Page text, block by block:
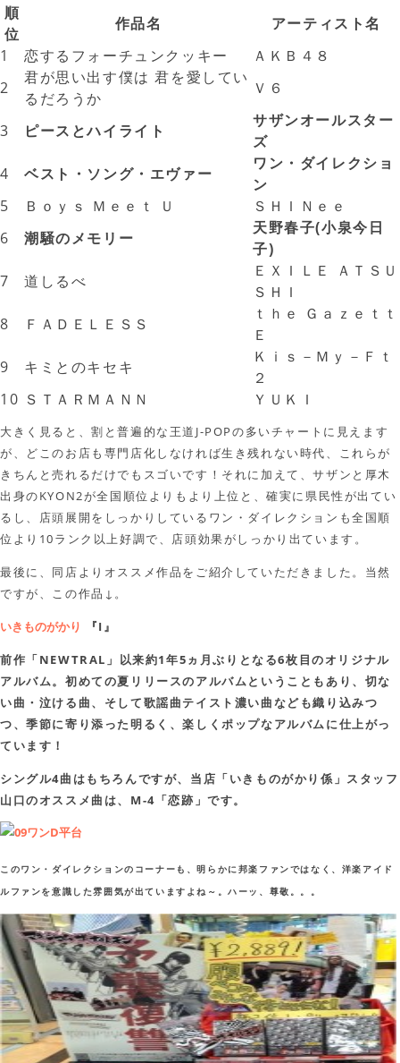
順
位
作品名
アーティスト名
1
恋するフォーチュンクッキー
ＡＫＢ４８
2
君が思い出す僕は 君を愛してい
るだろうか
Ｖ６
3 ピースとハイライト
サザンオールスター
ズ
4
ベスト・ソング・エヴァー
ワン・ダイレクショ
ン
5
Ｂｏｙｓ Ｍｅｅｔ Ｕ
ＳＨＩＮｅｅ
6
潮騒のメモリー
天野春子(小泉今日
子)
7
道しるべ
ＥＸＩＬＥ ＡＴＳＵ
ＳＨＩ
8
ＦＡＤＥＬＥＳＳ
ｔｈｅ Ｇａｚｅｔｔ
Ｅ
9
キミとのキセキ
Ｋｉｓ－Ｍｙ－Ｆｔ
２
10 ＳＴＡＲＭＡＮＮ ＹＵＫＩ
大きく見ると、割と普遍的な王道J-POPの多いチャートに見えます
が、どこのお店も専門店化しなければ生き残れない時代、これらが
きちんと売れるだけでもスゴいです！それに加えて、サザンと厚木
出身のKYON2が全国順位よりもより上位と、確実に県民性が出てい
るし、店頭展開をしっかりしているワン・ダイレクションも全国順
位より10ランク以上好調で、店頭効果がしっかり出ています。
最後に、同店よりオススメ作品をご紹介していただきました。当然
ですが、この作品↓。
いきものがかり 『I』
前作「NEWTRAL」以来約1年5ヵ月ぶりとなる6枚目のオリジナル
アルバム。初めての夏リリースのアルバムということもあり、切な
い曲・泣ける曲、そして歌謡曲テイスト濃い曲なども織り込みつ
つ、季節に寄り添った明るく、楽しくポップなアルバムに仕上がっ
ています！
シングル4曲はもちろんですが、当店「いきものがかり係」スタッフ
山口のオススメ曲は、M-4「恋跡」です。
このワン・ダイレクションのコーナーも、明らかに邦楽ファンではなく、洋楽アイド
ルファンを意識した雰囲気が出ていますよね～。ハーッ、尊敬。。。